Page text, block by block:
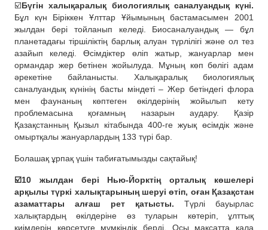
☑️Бүгін халықаралық биологиялық саналуандық күні.
Бұл күн Біріккен Ұлттар Ұйымының бастамасымен 2001
жылдан бері тойланып келеді. Биосаналуандық — бұл
планетадағы тіршіліктің барлық алуан түрлілігі және ол тез
азайып келеді. Өсімдіктер өліп жатыр, жануарлар мен
ормандар жер бетінен жойылуда. Мұның көп бөлігі адам
әрекетіне байланысты. Халықаралық биологиялық
саналуандық күнінің басты міндеті – Жер бетіндегі флора
мен фаунаның көптеген өкілдерінің жойылып кету
проблемасына қоғамның назарын аудару. Қазір
Қазақстанның Қызыл кітабында 400-ге жуық өсімдік және
омыртқалы жануарлардың 133 түрі бар.
Болашақ ұрпақ үшін табиғатымызды сақтайық!
☑️10 жылдан бері Нью-Йорктің орталық көшелері
арқылы түркі халықтарының шеруі өтіп, оған Қазақстан
азаматтары алғаш рет қатысты. Түрлі бауырлас
халықтардың өкілдеріне өз туларын көтеріп, ұлттық
киімдерін көрсетуге мүмкіндік берді. Осы мақсатта қала